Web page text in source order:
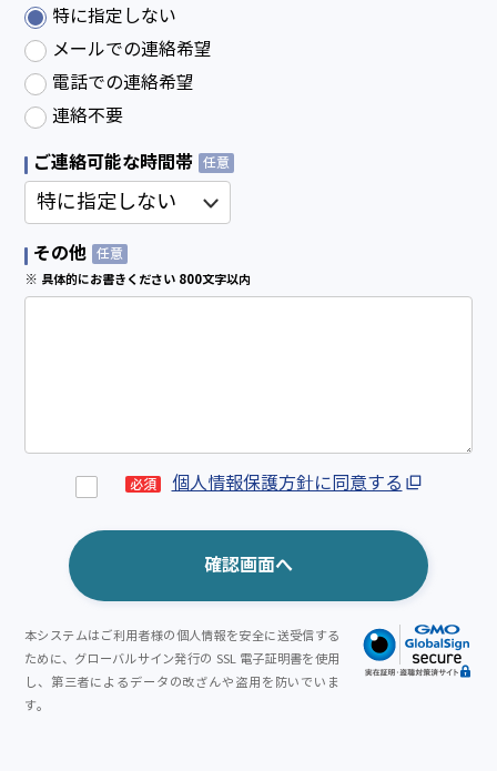
特に指定しない
メールでの連絡希望
電話での連絡希望
連絡不要
ご連絡可能な時間帯 任意
その他 任意
※ 具体的にお書きください 800文字以内
必須 個人情報保護方針に同意する
本システムはご利用者様の個人情報を安全に送受信する
ために、グローバルサイン発行の SSL 電子証明書を使用
し、第三者によるデータの改ざんや盗用を防いでいま
す。